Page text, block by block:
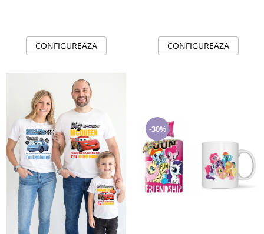
CONFIGUREAZA CONFIGUREAZA
-30%